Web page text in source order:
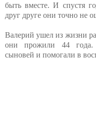
быть вместе. И спустя
друг друге они точно не
Валерий ушел из жизни
они прожили 44 года.
сыновей и помогали в